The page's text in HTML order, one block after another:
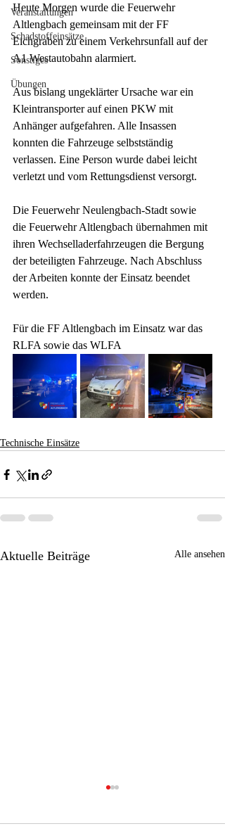
Veranstaltungen
Schadstoffeinsätze
Sonstiges
Übungen
Heute Morgen wurde die Feuerwehr
Altlengbach gemeinsam mit der FF
Eichgraben zu einem Verkehrsunfall auf der
A1 Westautobahn alarmiert.
Aus bislang ungeklärter Ursache war ein
Kleintransporter auf einen PKW mit
Anhänger aufgefahren. Alle Insassen
konnten die Fahrzeuge selbstständig
verlassen. Eine Person wurde dabei leicht
verletzt und vom Rettungsdienst versorgt.
Die Feuerwehr Neulengbach-Stadt sowie
die Feuerwehr Altlengbach übernahmen mit
ihren Wechselladerfahrzeugen die Bergung
der beteiligten Fahrzeuge. Nach Abschluss
der Arbeiten konnte der Einsatz beendet
werden.
Für die FF Altlengbach im Einsatz war das
RLFA sowie das WLFA
Technische Einsätze
Aktuelle Beiträge Alle ansehen